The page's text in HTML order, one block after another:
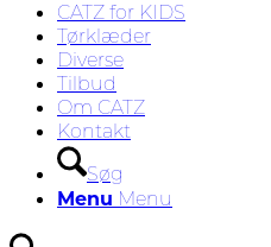
CATZ for KIDS
Tørklæder
Diverse
Tilbud
Om CATZ
Kontakt
Søg
Menu Menu